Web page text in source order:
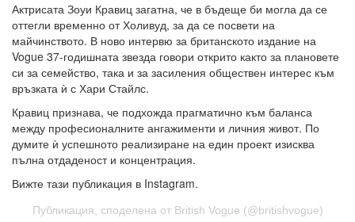
Актрисата Зоуи Кравиц загатна, че в бъдеще би могла да се
оттегли временно от Холивуд, за да се посвети на
майчинството. В ново интервю за британското издание на
Vogue 37-годишната звезда говори открито както за плановете
си за семейство, така и за засиления обществен интерес към
връзката ѝ с Хари Стайлс.
Кравиц признава, че подхожда прагматично към баланса
между професионалните ангажименти и личния живот. По
думите ѝ успешното реализиране на един проект изисква
пълна отдаденост и концентрация.
Вижте тази публикация в Instagram.
Публикация, споделена от British Vogue (@britishvogue)